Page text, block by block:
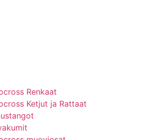
Renkaat
Ketjut ja Rattaat